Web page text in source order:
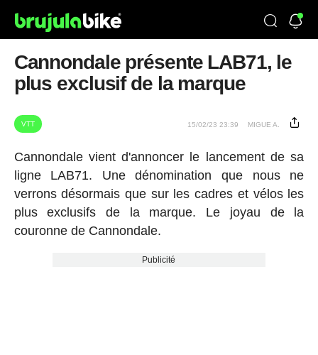
Cannondale présente LAB71, le
plus exclusif de la marque
VTT 15/02/23 23:39 MIGUE A.
Cannondale vient d'annoncer le lancement de sa
ligne LAB71. Une dénomination que nous ne
verrons désormais que sur les cadres et vélos les
plus exclusifs de la marque. Le joyau de la
couronne de Cannondale.
Publicité